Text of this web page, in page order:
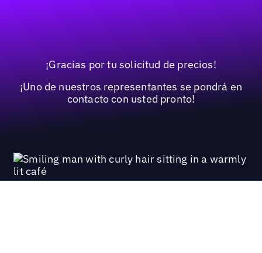
¡Gracias por tu solicitud de precios!
¡Uno de nuestros representantes se pondrá en
contacto con usted pronto!